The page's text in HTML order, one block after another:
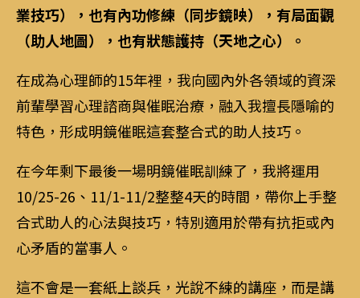
業技巧），也有內功修練（同步鏡映），有局面觀
（助人地圖），也有狀態護持（天地之心）。
在成為心理師的15年裡，我向國內外各領域的資深
前輩學習心理諮商與催眠治療，融入我擅長隱喻的
特色，形成明鏡催眠這套整合式的助人技巧。
在今年剩下最後一場明鏡催眠訓練了，我將運用
10/25-26、11/1-11/2整整4天的時間，帶你上手整
合式助人的心法與技巧，特別適用於帶有抗拒或內
心矛盾的當事人。
這不會是一套紙上談兵，光說不練的講座，而是講